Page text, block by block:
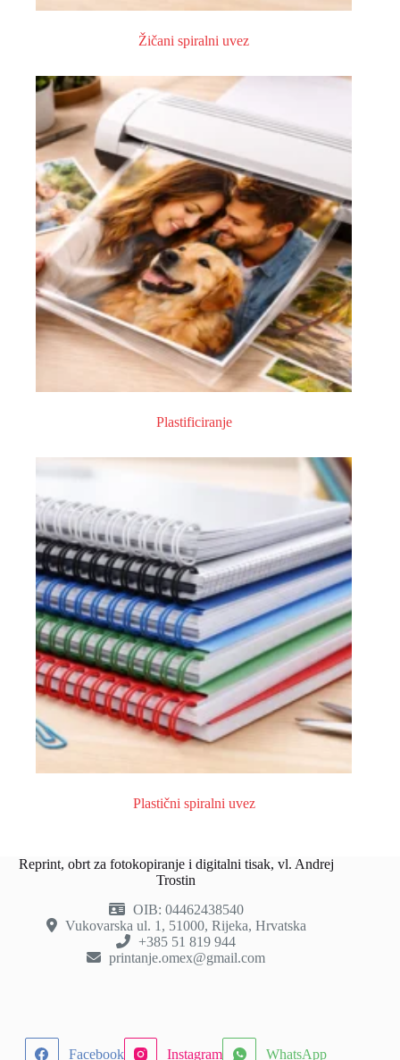
Žičani spiralni uvez
Plastificiranje
Plastični spiralni uvez
Reprint, obrt za fotokopiranje i digitalni tisak, vl. Andrej
Trostin
OIB: 04462438540
Vukovarska ul. 1, 51000, Rijeka, Hrvatska
+385 51 819 944
printanje.omex@gmail.com
Facebook Instagram WhatsApp